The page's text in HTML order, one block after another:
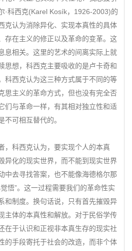
·科西克(Karel Kosík，1926-2003)的
克认为消除异化、实现本真性的具体
存在主义的修正以及革命的变革。这
息相关。这里的艺术的间离实际上就
思想，科西克主要吸收的是卢卡奇和
科西克认为这三种方式属于不同的等
思主义的革命方式，但也没有完全否
们与革命一样，有其相对独立性和适
不可相互替代的。
科西克认为，要实现个人的本真
异化的现实世界，而不能到现实世界
中去寻找答案，也不能像海德格尔那
悟”。这一过程需要我们的革命性实
和制度。换句话说，只有首先摧毁异
主体的本真性和解放。对于民俗学传
在于认识和正视非本真生存的现实社
的手段寄托于社会的改造，而非个体